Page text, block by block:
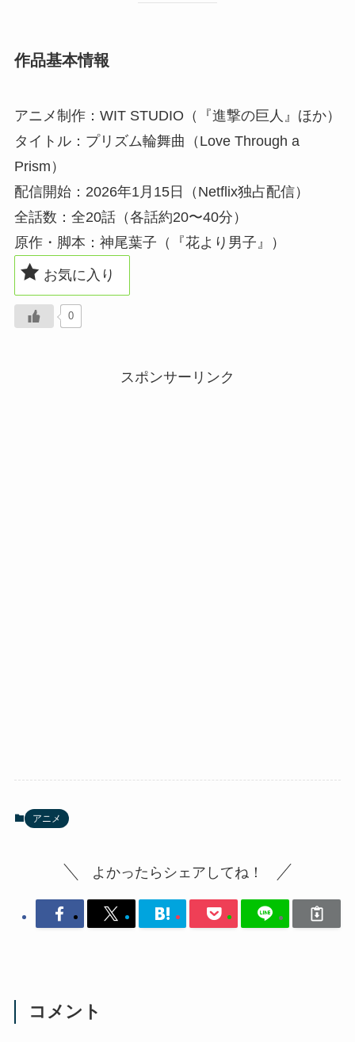
作品基本情報
アニメ制作：WIT STUDIO（『進撃の巨人』ほか）
タイトル：プリズム輪舞曲（Love Through a
Prism）
配信開始：2026年1月15日（Netflix独占配信）
全話数：全20話（各話約20〜40分）
原作・脚本：神尾葉子（『花より男子』）
お気に入り
0
スポンサーリンク
アニメ
よかったらシェアしてね！
コメント